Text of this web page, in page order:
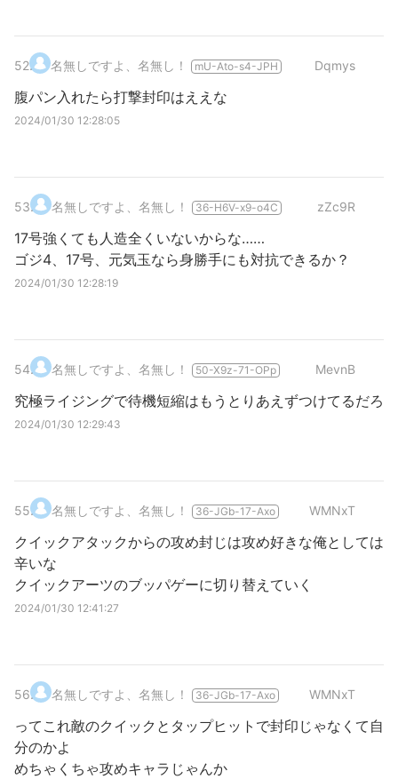
52. 名無しですよ、名無し！ mU-Ato-s4-JPH Dqmys
腹パン入れたら打撃封印はええな
2024/01/30 12:28:05
53. 名無しですよ、名無し！ 36-H6V-x9-o4C zZc9R
17号強くても人造全くいないからな……
ゴジ4、17号、元気玉なら身勝手にも対抗できるか？
2024/01/30 12:28:19
54. 名無しですよ、名無し！ 50-X9z-71-OPp MevnB
究極ライジングで待機短縮はもうとりあえずつけてるだろ
2024/01/30 12:29:43
55. 名無しですよ、名無し！ 36-JGb-17-Axo WMNxT
クイックアタックからの攻め封じは攻め好きな俺としては
辛いな
クイックアーツのブッパゲーに切り替えていく
2024/01/30 12:41:27
56. 名無しですよ、名無し！ 36-JGb-17-Axo WMNxT
ってこれ敵のクイックとタップヒットで封印じゃなくて自
分のかよ
めちゃくちゃ攻めキャラじゃんか